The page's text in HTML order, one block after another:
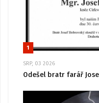
1
SRP, 03 2026
Odešel bratr farář